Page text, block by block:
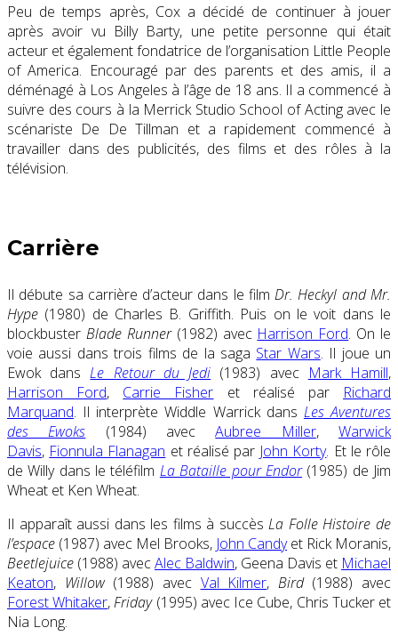
Peu de temps après, Cox a décidé de continuer à jouer
après avoir vu Billy Barty, une petite personne qui était
acteur et également fondatrice de l’organisation Little People
of America. Encouragé par des parents et des amis, il a
déménagé à Los Angeles à l’âge de 18 ans. Il a commencé à
suivre des cours à la Merrick Studio School of Acting avec le
scénariste De De Tillman et a rapidement commencé à
travailler dans des publicités, des films et des rôles à la
télévision.
Carrière
Il débute sa carrière d’acteur dans le filmDr. Heckyl and Mr.
Hype (1980) de Charles B. Griffith. Puis on le voit dans le
blockbuster Blade Runner(1982) avec Harrison Ford. On le
voie aussi dans trois films de la saga Star Wars. Il joue un
Ewok dansLe Retour du Jedi (1983) avec Mark Hamill,
Harrison Ford, Carrie Fisher et réalisé par Richard
Marquand. Il interprète Widdle Warrick dans Les Aventures
des Ewoks (1984) avecAubree Miller,Warwick
Davis, Fionnula Flanagan et réalisé par John Korty. Et le rôle
de Willy dans le téléfilm La Bataille pour Endor(1985) de Jim
Wheat et Ken Wheat.
Il apparaît aussi dans les films à succèsLa Folle Histoire de
l’espace (1987) avec Mel Brooks, John Candyet Rick Moranis,
Beetlejuice (1988) avecAlec Baldwin, Geena Davis et Michael
Keaton, Willow(1988) avec Val Kilmer, Bird(1988) avec
Forest Whitaker,Friday(1995) avec Ice Cube, Chris Tucker et
Nia Long.